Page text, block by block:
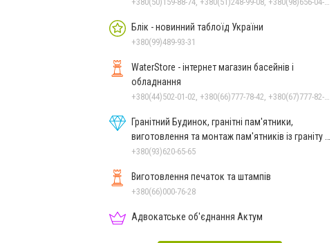
Блік - новинний таблоїд України
+380(99)489-93-31
WaterStore - інтернет магазин басейнів і
обладнання
Гранітний Будинок, гранітні пам'ятники,
виготовлення та монтаж пам'ятників із граніту в
Миколаєві
+380(93)620-65-65
Виготовлення печаток та штампів
+380(66)000-76-28
Адвокатське об'єднання Актум